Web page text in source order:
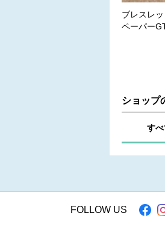
ブレスレ
ペーパー
ショップ
すべ
FOLLOW US